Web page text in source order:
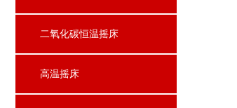
二氧化碳恒温摇床
高温摇床